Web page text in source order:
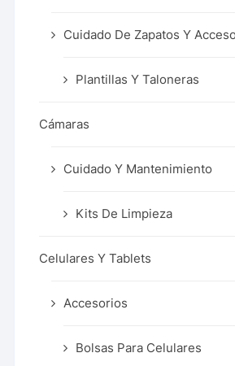
Cuidado De Zapatos Y
Plantillas Y Taloneras
Cámaras
Cuidado Y Mantenimiento
Kits De Limpieza
Celulares Y Tablets
Accesorios
Bolsas Para Celulares